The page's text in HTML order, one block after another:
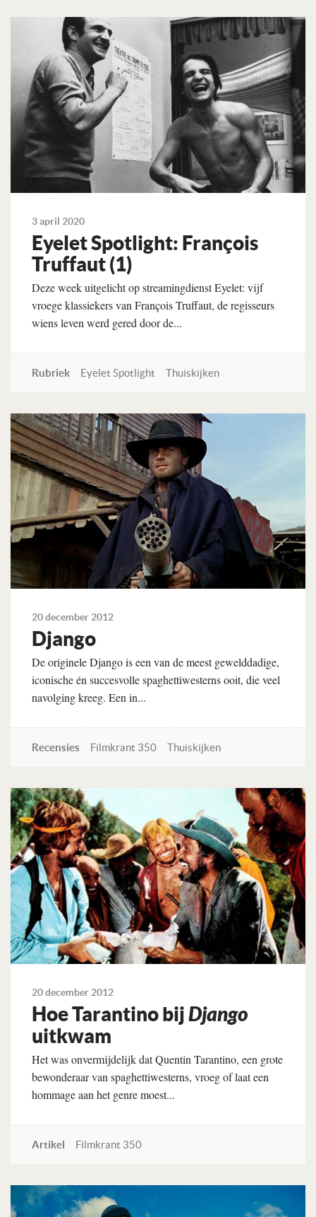
3 april 2020
Eyelet Spotlight: François
Truffaut (1)
Deze week uitgelicht op streamingdienst Eyelet: vijf
vroege klassiekers van François Truffaut, de regisseurs
wiens leven werd gered door de...
Rubriek Eyelet Spotlight Thuiskijken
Lees verder
20 december 2012
Django
De originele Django is een van de meest gewelddadige,
iconische én succesvolle spaghettiwesterns ooit, die veel
navolging kreeg. Een in...
Recensies Filmkrant 350 Thuiskijken
Lees verder
20 december 2012
Hoe Tarantino bijDjango
uitkwam
Het was onvermijdelijk dat Quentin Tarantino, een grote
bewonderaar van spaghettiwesterns, vroeg of laat een
hommage aan het genre moest...
Artikel Filmkrant 350
Lees verder